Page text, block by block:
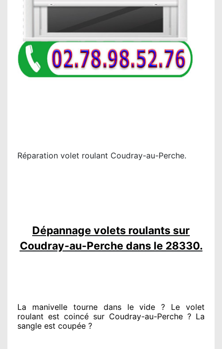
Réparation volet roulant Coudray-au-Perche.
Dépannage volets roulants sur
Coudray-au-Perche dans le 28330.
La manivelle tourne dans le vide ? Le volet
roulant est coincé sur Coudray-au-Perche ? La
sangle est coupée ?